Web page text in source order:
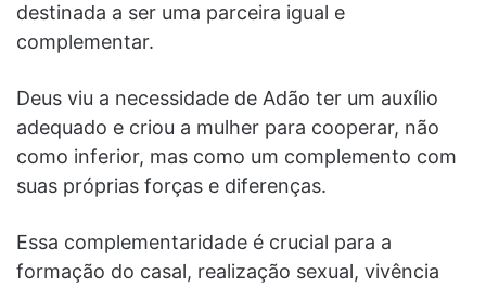
destinada a ser uma parceira igual e
complementar.
Deus viu a necessidade de Adão ter um auxílio
adequado e criou a mulher para cooperar, não
como inferior, mas como um complemento com
suas próprias forças e diferenças.
Essa complementaridade é crucial para a
formação do casal, realização sexual, vivência